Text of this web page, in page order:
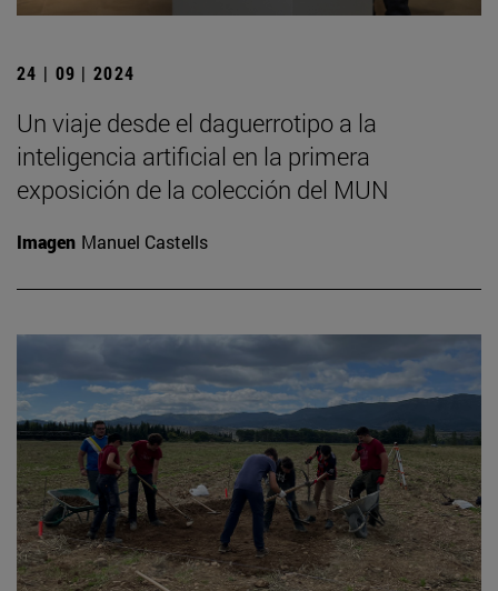
24 | 09 | 2024
Un viaje desde el daguerrotipo a la
inteligencia artificial en la primera
exposición de la colección del MUN
Imagen Manuel Castells